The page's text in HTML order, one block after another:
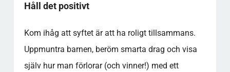
Håll det positivt
Kom ihåg att syftet är att ha roligt tillsammans.
Uppmuntra barnen, beröm smarta drag och visa
själv hur man förlorar (och vinner!) med ett